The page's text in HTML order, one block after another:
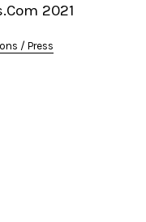
2021
/ Press